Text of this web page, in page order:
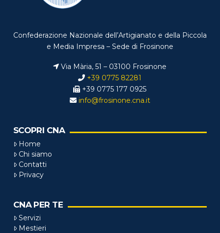
Confederazione Nazionale dell’Artigianato e della Piccola
e Media Impresa – Sede di Frosinone
Via Mària, 51 – 03100 Frosinone
+39 0775 82281
+39 0775 177 0925
info@frosinone.cna.it
SCOPRI CNA
Home
Chi siamo
Contatti
Privacy
CNA PER TE
Servizi
Mestieri